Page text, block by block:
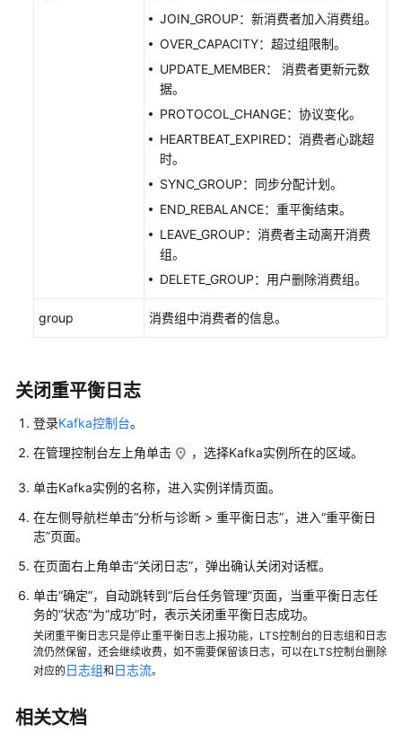
Kafka
自
动
建
消
组
导
Kafka
消
费
组
JOIN_GROUP：新消费者加入消费组。
OVER_CAPACITY：超过组限制。
UPDATE_MEMBER： 消费者更新元数
据。
PROTOCOL_CHANGE：协议变化。
HEARTBEAT_EXPIRED：消费者心跳超
时。
SYNC_GROUP：同步分配计划。
END_REBALANCE：重平衡结束。
LEAVE_GROUP：消费者主动离开消费
组。
DELETE_GROUP：用户删除消费组。
group 消费组中消费者的信息。
关闭重平衡日志
登录Kafka控制台。
在管理控制台左上角单击
，选择Kafka实例所在的区域。
单击Kafka实例的名称，进入实例详情页面。
在左侧导航栏单击“分析与诊断 > 重平衡日志”，进入“重平衡日
志”页面。
在页面右上角单击“关闭日志”，弹出确认关闭对话框。
单击“确定”，自动跳转到“后台任务管理”页面，当重平衡日志任
务的“状态”为“成功”时，表示关闭重平衡日志成功。
关闭重平衡日志只是停止重平衡日志上报功能，LTS控制台的日志组和日志
流仍然保留，还会继续收费，如不需要保留该日志，可以在LTS控制台删除
对应的日志组和 日志流。
相关文档